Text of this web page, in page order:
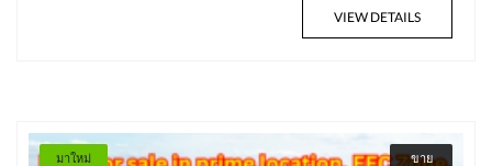
VIEW DETAILS
มาใหม่ ขาย